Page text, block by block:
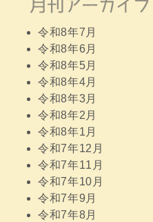
令和8年7月
令和8年6月
令和8年5月
令和8年4月
令和8年3月
令和8年2月
令和8年1月
令和7年12月
令和7年11月
令和7年10月
令和7年9月
令和7年8月